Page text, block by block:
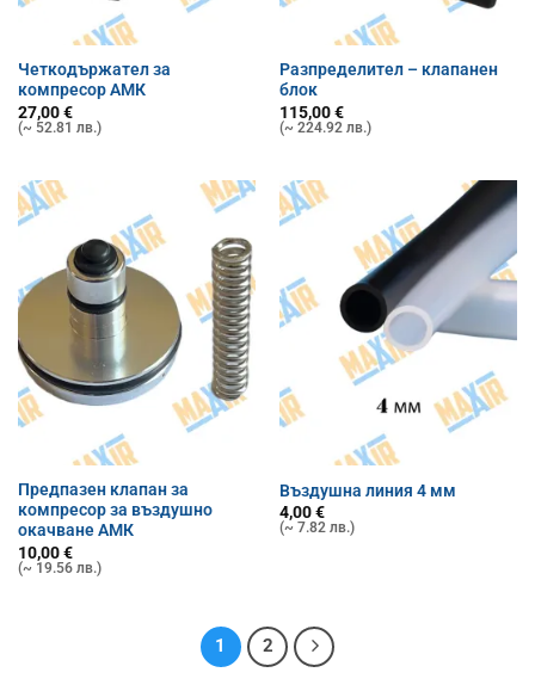
Четкодържател за
компресор АМК
27,00€
(~ 52.81 лв.)
Разпределител – клапанен
блок
115,00€
(~ 224.92 лв.)
Предпазен клапан за
компресор за въздушно
окачване АМК
10,00€
(~ 19.56 лв.)
Въздушна линия 4 мм
4,00€
(~ 7.82 лв.)
1 2